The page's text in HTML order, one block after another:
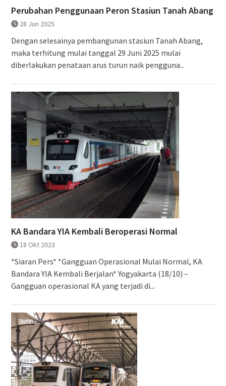
Perubahan Penggunaan Peron Stasiun Tanah Abang
28 Jun 2025
Dengan selesainya pembangunan stasiun Tanah Abang,
maka terhitung mulai tanggal 29 Juni 2025 mulai
diberlakukan penataan arus turun naik pengguna...
KA Bandara YIA Kembali Beroperasi Normal
18 Okt 2023
*Siaran Pers* *Gangguan Operasional Mulai Normal, KA
Bandara YIA Kembali Berjalan* Yogyakarta (18/10) –
Gangguan operasional KA yang terjadi di...